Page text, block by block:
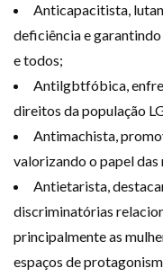
Anticapacitista,
deficiência e
e todos;
Antilgbtfóbica,
direitos da população
Antimachista,
valorizando o papel das
Antietarista,
discriminatórias
principalmente as
espaços de